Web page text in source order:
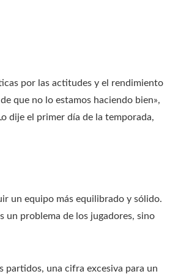
por las actitudes y el rendimiento
que no lo estamos haciendo bien»,
dije el primer día de la temporada,
un equipo más equilibrado y sólido.
un problema de los jugadores, sino
partidos, una cifra excesiva para un